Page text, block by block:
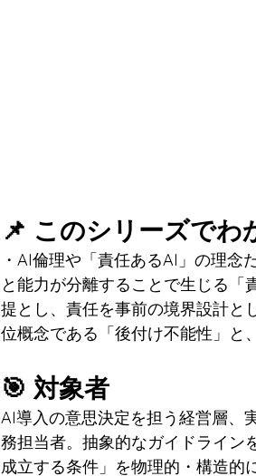
📌 このシリーズでわ
・AI倫理や「責任あるAI」の理念
と能力が分離することで生じる
提とし、責任を事前の境界設計と
位概念である「後付け不能性」と
🎯 対象者
AI導入の意思決定を担う経営層、
務担当者。抽象的なガイドライン
成立する条件」を物理的・構造的